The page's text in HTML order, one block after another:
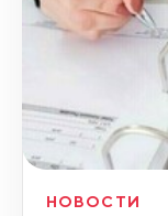
НОВОСТИ